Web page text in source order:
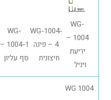
WG-
1004 –
יריעת
ויניל
WG-1004-
4 – פינה
חיצונית
WG-
1004-1 –
סף עליון
WG 1004